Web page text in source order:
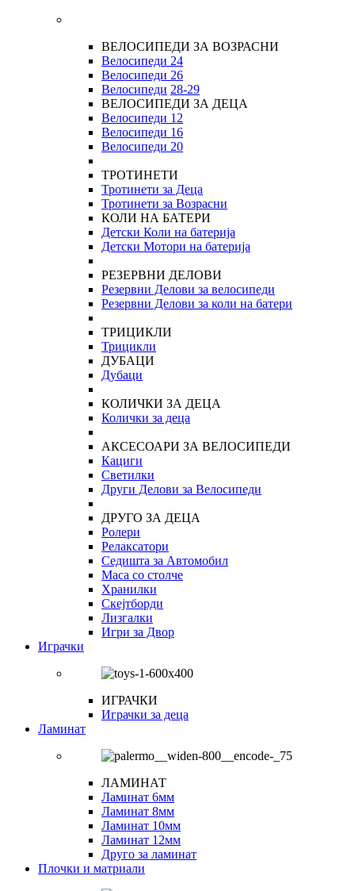
ВЕЛОСИПЕДИ ЗА ВОЗРАСНИ
Велосипеди 24
Велосипеди 26
Велосипеди 28-29
ВЕЛОСИПЕДИ ЗА ДЕЦА
Велосипеди 12
Велосипеди 16
Велосипеди 20
ТРОТИНЕТИ
Тротинети за Деца
Тротинети за Возрасни
КОЛИ НА БАТЕРИ
Детски Коли на батерија
Детски Мотори на батерија
РЕЗЕРВНИ ДЕЛОВИ
Резервни Делови за велосипеди
Резервни Делови за коли на батери
ТРИЦИКЛИ
Трицикли
ДУБАЦИ
Дубаци
КОЛИЧКИ ЗА ДЕЦА
Колички за деца
АКСЕСОАРИ ЗА ВЕЛОСИПЕДИ
Кациги
Светилки
Други Делови за Велосипеди
ДРУГО ЗА ДЕЦА
Ролери
Релаксатори
Седишта за Автомобил
Маса со столче
Хранилки
Скејтборди
Лизгалки
Игри за Двор
Играчки
ИГРАЧКИ
Играчки за деца
Ламинат
ЛАМИНАТ
Ламинат 6мм
Ламинат 8мм
Ламинат 10мм
Ламинат 12мм
Друго за ламинат
Плочки и матриали